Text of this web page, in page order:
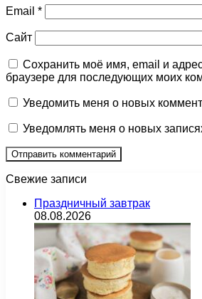
Email *
Сайт
Сохранить моё имя, email и
браузере для последующих моих
Уведомить меня о новых
Уведомлять меня о новых
Свежие записи
Праздничный завтрак
08.08.2026